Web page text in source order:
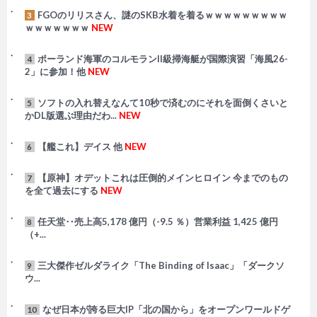
3
FGOのリリスさん、謎のSKB水着を着るｗｗｗｗｗｗｗｗｗ
ｗｗｗｗｗｗｗ NEW
4
ポーランド海軍のコルモランII級掃海艇が国際演習「海風26-
2」に参加！他 NEW
5
ソフトの入れ替えなんて10秒で済むのにそれを面倒くさいと
かDL版選ぶ理由だわ... NEW
6 【艦これ】デイス 他 NEW
7
【原神】オデットこれは圧倒的メインヒロイン 今までのもの
を全て過去にする NEW
8
任天堂‥売上高5,178 億円（-9.5 ％）営業利益 1,425 億円
（+...
9
三大傑作ゼルダライク「The Binding of Isaac」「ダークソ
ウ...
10
なぜ日本が誇る巨大IP「北の国から」をオープンワールドゲ